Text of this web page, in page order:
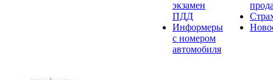
экзамен
ПДД
Информеры
с номером
автомобиля